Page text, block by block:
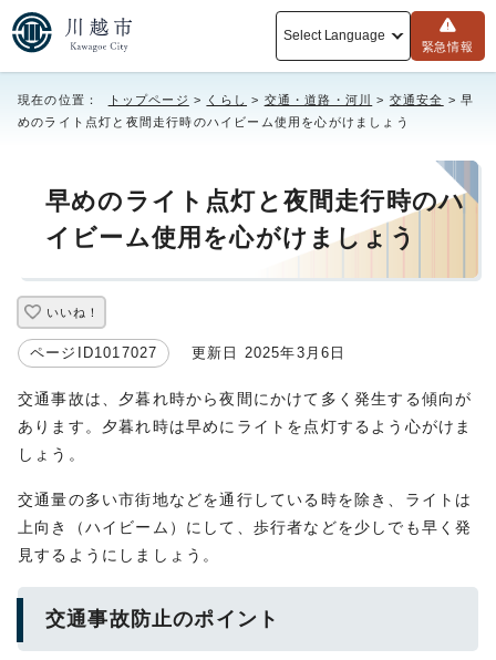
Select Language
緊急情報
現在の位置： トップページ > くらし > 交通・道路・河川 > 交通安全 > 早
めのライト点灯と夜間走行時のハイビーム使用を心がけましょう
早めのライト点灯と夜間走行時のハ
イビーム使用を心がけましょう
いいね！
ページID1017027 更新日 2025年3月6日
交通事故は、夕暮れ時から夜間にかけて多く発生する傾向が
あります。夕暮れ時は早めにライトを点灯するよう心がけま
しょう。
交通量の多い市街地などを通行している時を除き、ライトは
上向き（ハイビーム）にして、歩行者などを少しでも早く発
見するようにしましょう。
交通事故防止のポイント